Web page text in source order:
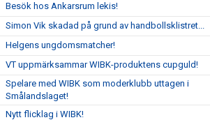
Besök hos Ankarsrum lekis!
Simon Vik skadad på grund av handbollsklistret...
Helgens ungdomsmatcher!
VT uppmärksammar WIBK-produktens cupguld!
Spelare med WIBK som moderklubb uttagen i
Smålandslaget!
Nytt flicklag i WIBK!